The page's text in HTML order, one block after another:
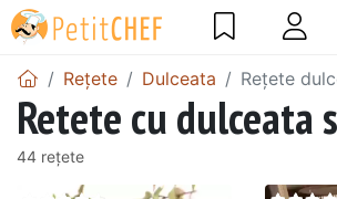
Rețete Dulceata Rețete
Retete cu dulceata
44 rețete